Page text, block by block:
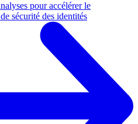
pour accélérer le
sécurité des identités